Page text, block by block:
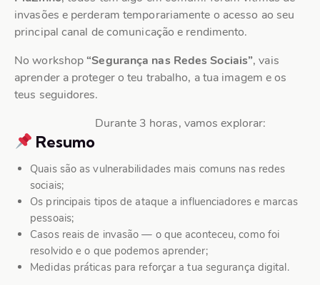
invasões e perderam temporariamente o acesso ao seu
principal canal de comunicação e rendimento.
No workshop“Segurança nas Redes Sociais”, vais
aprender a proteger o teu trabalho, a tua imagem e os
teus seguidores.
Resumo
Durante 3 horas, vamos explorar:
Quais são as vulnerabilidades mais comuns nas redes
sociais;
Os principais tipos de ataque a influenciadores e marcas
pessoais;
Casos reais de invasão — o que aconteceu, como foi
resolvido e o que podemos aprender;
Medidas práticas para reforçar a tua segurança digital.